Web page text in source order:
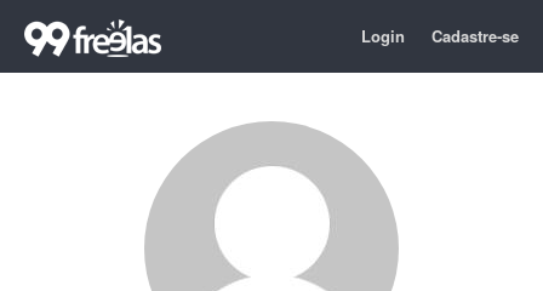
Login Cadastre-se